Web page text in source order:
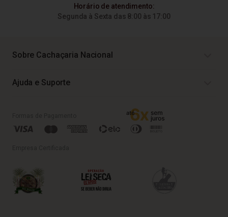
Horário de atendimento:
Segunda à Sexta das 8:00 às 17:00
Sobre Cachaçaria Nacional
Ajuda e Suporte